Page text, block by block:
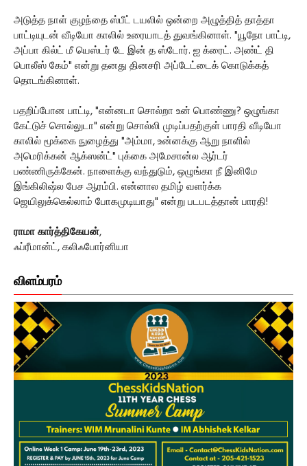
அடுத்த நாள் குழந்தை ஸ்பீட் டயலில் ஒன்றை அழுத்தித் தாத்தா
பாட்டியுடன் வீடியோ காலில் உரையாடத் துவங்கினாள். "யூநோ பாட்டி,
அப்பா கில்ட் மீ யெஸ்டர் டே இன் த ஸ்டோர். ஐ க்ரைட். அண்ட் தி
பொலீஸ் கேம்" என்று தனது தினசரி அப்டேட்டைக் கொடுக்கத்
தொடங்கினாள்.
பதறிப்போன பாட்டி, "என்னடா சொல்றா உன் பொண்ணு? ஒழுங்கா
கேட்டுச் சொல்லுடா" என்று சொல்லி முடிப்பதற்குள் பாரதி வீடியோ
காலில் மூக்கை நுழைத்து "அம்மா, உன்னக்கு ஆறு நாளில்
அமெரிக்கன் ஆக்ஸன்ட்" புக்கை அமேசான்ல ஆர்டர்
பண்ணிருக்கேன். நாளைக்கு வந்துடும், ஒழுங்கா நீ இனிமே
இங்கிலிஷ்ல பேச ஆரம்பி. என்னால தமிழ் வளர்க்க
ஜெயிலுக்கெல்லாம் போகமுடியாது" என்று படபடத்தான் பாரதி!
ராமா கார்த்திகேயன்,
ஃப்ரீமான்ட், கலிஃபோர்னியா
விளம்பரம்